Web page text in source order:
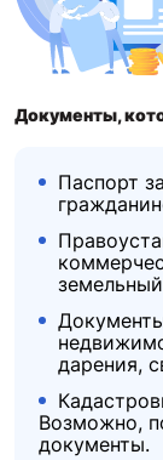
Документы,
Паспорт
дарения,
Возможно,
документы.